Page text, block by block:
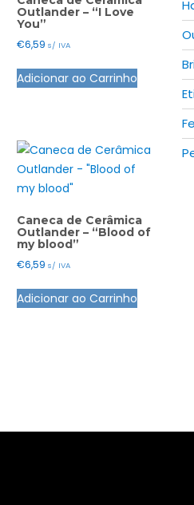
Outlander – “I Love
You”
€6,59 s/ IVA
Adicionar ao Carrinho
Caneca de Cerâmica
Outlander – “Blood of
my blood”
€6,59 s/ IVA
Adicionar ao Carrinho